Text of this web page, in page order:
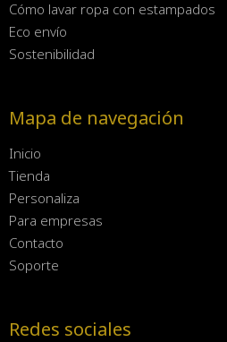
Cómo lavar ropa con estampados
Eco envío
Sostenibilidad
Mapa de navegación
Inicio
Tienda
Personaliza
Para empresas
Contacto
Soporte
Redes sociales